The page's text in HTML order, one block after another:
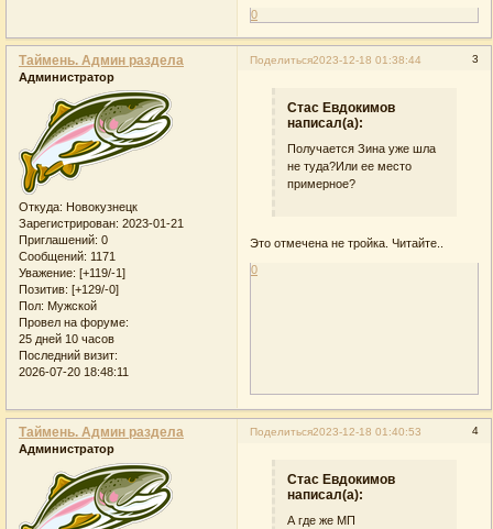
0
Поделиться 3
2023-12-18 01:38:44
Таймень. Админ раздела
Администратор
Откуда: Новокузнецк
Зарегистрирован: 2023-01-21
Приглашений: 0
Сообщений: 1171
Уважение: [+119/-1]
Позитив: [+129/-0]
Пол: Мужской
Провел на форуме:
25 дней 10 часов
Последний визит:
2026-07-20 18:48:11
Стас Евдокимов
написал(а):
Получается Зина уже шла
не туда?Или ее место
примерное?
Это отмечена не тройка. Читайте..
0
Поделиться 4
2023-12-18 01:40:53
Таймень. Админ раздела
Администратор
Стас Евдокимов
написал(а):
А где же МП